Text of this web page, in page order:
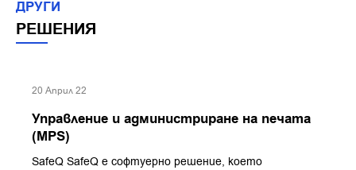
ДРУГИ
РЕШЕНИЯ
20 Април 22
Управление и администриране на печата
(MPS)
SafeQ SafeQ e софтуерно решение, което